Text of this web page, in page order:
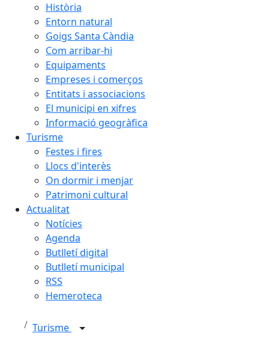
Història
Entorn natural
Goigs Santa Càndia
Com arribar-hi
Equipaments
Empreses i comerços
Entitats i associacions
El municipi en xifres
Informació geogràfica
Turisme
Festes i fires
Llocs d'interès
On dormir i menjar
Patrimoni cultural
Actualitat
Notícies
Agenda
Butlletí digital
Butlletí municipal
RSS
Hemeroteca
Turisme